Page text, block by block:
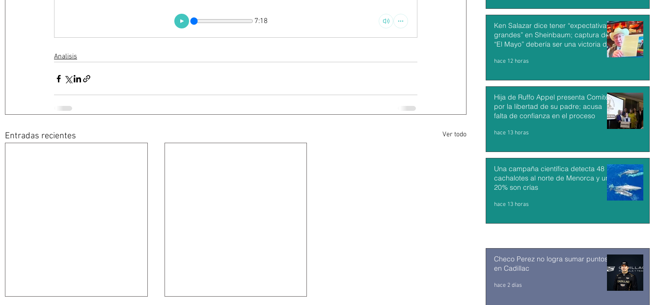
7:18
Analisis
Entradas recientes Ver todo
Ken Salazar dice tener “expectativas
grandes” en Sheinbaum; captura de
“El Mayo” debería ser una victoria de
hace 12 horas
Hija de Ruffo Appel presenta Comité
por la libertad de su padre; acusa
falta de confianza en el proceso
hace 13 horas
Una campaña científica detecta 48
cachalotes al norte de Menorca y un
20% son crías
hace 13 horas
Checo Perez no logra sumar puntos
en Cadillac
hace 2 días